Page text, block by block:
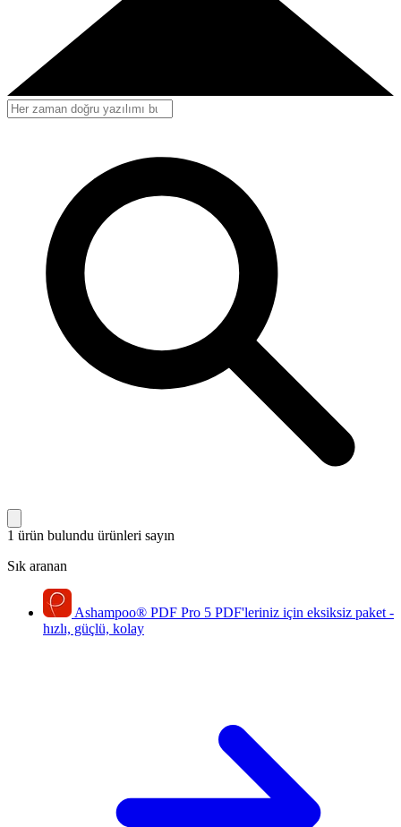
1 ürün bulundu ürünleri sayın
Sık aranan
Ashampoo® PDF Pro 5 PDF'leriniz için eksiksiz paket -
hızlı, güçlü, kolay